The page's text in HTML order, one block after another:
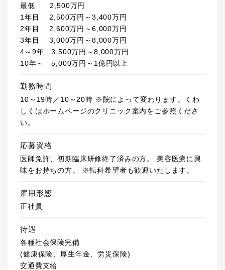
最低 2,500万円
1年目 2,500万円～3,400万円
2年目 2,600万円～6,000万円
3年目 3,000万円～8,000万円
4～9年 3,500万円～8,000万円
10年～ 5,000万円～1億円以上
勤務時間
10～19時／10～20時 ※院によって変わります。くわ
しくはホームページのクリニック案内をご参照くださ
い。
応募資格
医師免許、初期臨床研修終了済みの方。 美容医療に興
味をお持ちの方。 ※転科希望者も歓迎いたします。
雇用形態
正社員
待遇
各種社会保険完備
(健康保険、厚生年金、労災保険)
交通費支給